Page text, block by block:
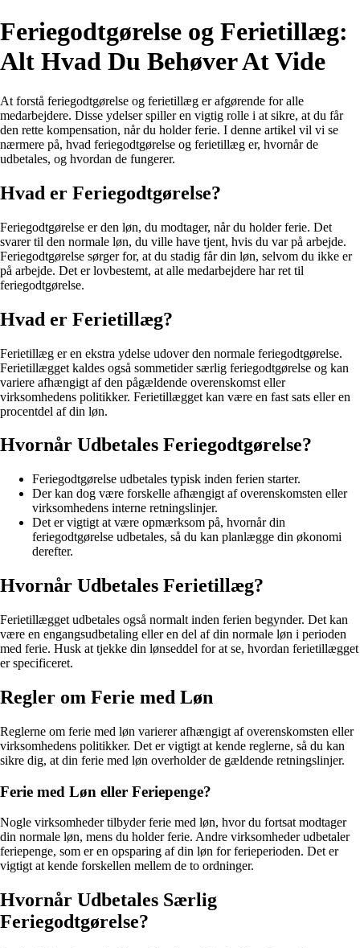
Feriegodtgørelse og Ferietillæg:
Alt Hvad Du Behøver At Vide
At forstå feriegodtgørelse og ferietillæg er afgørende for alle
medarbejdere. Disse ydelser spiller en vigtig rolle i at sikre, at du får
den rette kompensation, når du holder ferie. I denne artikel vil vi se
nærmere på, hvad feriegodtgørelse og ferietillæg er, hvornår de
udbetales, og hvordan de fungerer.
Hvad er Feriegodtgørelse?
Feriegodtgørelse er den løn, du modtager, når du holder ferie. Det
svarer til den normale løn, du ville have tjent, hvis du var på arbejde.
Feriegodtgørelse sørger for, at du stadig får din løn, selvom du ikke er
på arbejde. Det er lovbestemt, at alle medarbejdere har ret til
feriegodtgørelse.
Hvad er Ferietillæg?
Ferietillæg er en ekstra ydelse udover den normale feriegodtgørelse.
Ferietillægget kaldes også sommetider særlig feriegodtgørelse og kan
variere afhængigt af den pågældende overenskomst eller
virksomhedens politikker. Ferietillægget kan være en fast sats eller en
procentdel af din løn.
Hvornår Udbetales Feriegodtgørelse?
Feriegodtgørelse udbetales typisk inden ferien starter.
Der kan dog være forskelle afhængigt af overenskomsten eller
virksomhedens interne retningslinjer.
Det er vigtigt at være opmærksom på, hvornår din
feriegodtgørelse udbetales, så du kan planlægge din økonomi
derefter.
Hvornår Udbetales Ferietillæg?
Ferietillægget udbetales også normalt inden ferien begynder. Det kan
være en engangsudbetaling eller en del af din normale løn i perioden
med ferie. Husk at tjekke din lønseddel for at se, hvordan ferietillægget
er specificeret.
Regler om Ferie med Løn
Reglerne om ferie med løn varierer afhængigt af overenskomsten eller
virksomhedens politikker. Det er vigtigt at kende reglerne, så du kan
sikre dig, at din ferie med løn overholder de gældende retningslinjer.
Ferie med Løn eller Feriepenge?
Nogle virksomheder tilbyder ferie med løn, hvor du fortsat modtager
din normale løn, mens du holder ferie. Andre virksomheder udbetaler
feriepenge, som er en opsparing af din løn for ferieperioden. Det er
vigtigt at kende forskellen mellem de to ordninger.
Hvornår Udbetales Særlig
Feriegodtgørelse?